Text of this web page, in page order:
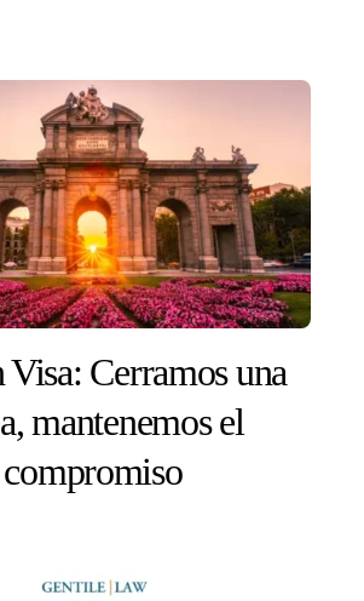
Cerramos una
mantenemos el
compromiso